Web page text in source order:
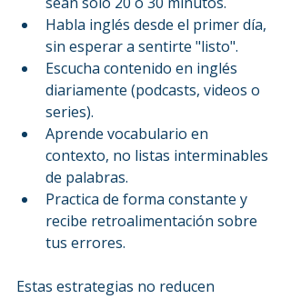
Habla inglés desde el primer día,
sin esperar a sentirte "listo".
Escucha contenido en inglés
diariamente (podcasts, videos o
series).
Aprende vocabulario en
contexto, no listas interminables
de palabras.
Practica de forma constante y
recibe retroalimentación sobre
tus errores.
Estas estrategias no reducen